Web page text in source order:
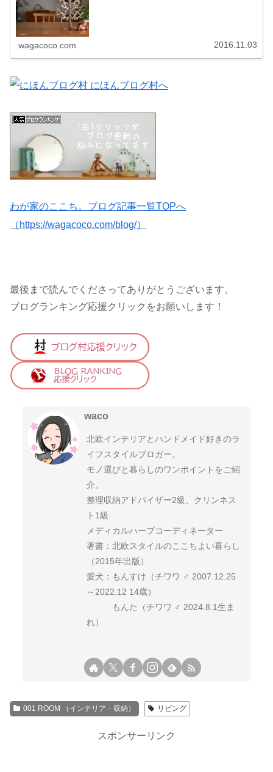
wagacoco.com 2016.11.03
わが家のここち。ブログ記事一覧TOPへ
（https://wagacoco.com/blog/）
最後まで読んでくださってありがとうございます。
ブログランキング応援クリックをお願いします！
waco
北欧インテリアとハンドメイド好きのラ
イフスタイルブロガー。
モノ選びと暮らしのワンポイントをご紹
介。
整理収納アドバイザー2級、クリンネス
ト1級
メディカルハーブコーディネーター
著書：北欧スタイルのここちよい暮らし
（2015年出版）
愛犬：もんすけ（チワワ ♂ 2007.12.25
～2022.12 14歳）
もんた（チワワ ♂ 2024.8.1生ま
れ）
001 ROOM （インテリア・収納） リビング
スポンサーリンク